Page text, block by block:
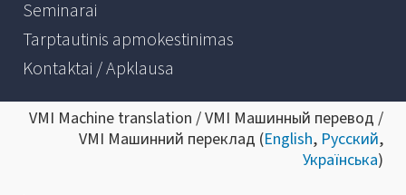
Seminarai
Tarptautinis apmokestinimas
Kontaktai / Apklausa
VMI Machine translation / VMI Машинный перевод /
VMI Машинний переклад (English, Русский,
Українська)